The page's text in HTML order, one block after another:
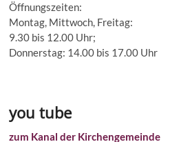
Öffnungszeiten:
Montag, Mittwoch, Freitag:
9.30 bis 12.00 Uhr;
Donnerstag: 14.00 bis 17.00 Uhr
you tube
zum Kanal der Kirchengemeinde